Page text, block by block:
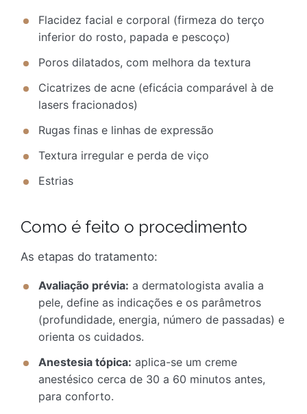
Flacidez facial e corporal (firmeza do terço
inferior do rosto, papada e pescoço)
Poros dilatados, com melhora da textura
Cicatrizes de acne (eficácia comparável à de
lasers fracionados)
Rugas finas e linhas de expressão
Textura irregular e perda de viço
Estrias
Como é feito o procedimento
As etapas do tratamento:
Avaliação prévia: a dermatologista avalia a
pele, define as indicações e os parâmetros
(profundidade, energia, número de passadas) e
orienta os cuidados.
Anestesia tópica: aplica-se um creme
anestésico cerca de 30 a 60 minutos antes,
para conforto.